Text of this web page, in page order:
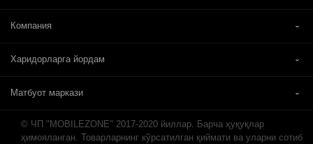
Компания
Харидорларга йордам
Матбуот маркази
© ЧП "MOBILEZONE" 2017-2020 йиллар. Барча ҳуқуқлар
ҳимояланган. Товарларнинг кўрсатилган қиймати ва уларни сотиб